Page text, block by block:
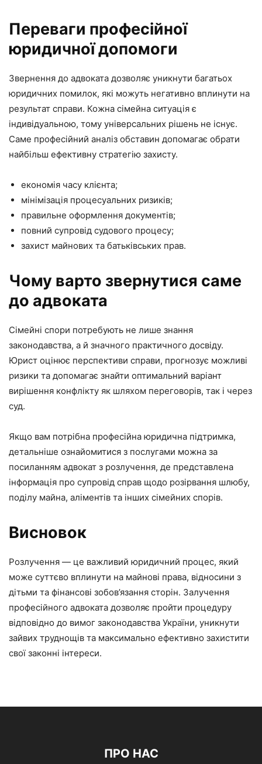
Переваги професійної
юридичної допомоги
Звернення до адвоката дозволяє уникнути багатьох
юридичних помилок, які можуть негативно вплинути на
результат справи. Кожна сімейна ситуація є
індивідуальною, тому універсальних рішень не існує.
Саме професійний аналіз обставин допомагає обрати
найбільш ефективну стратегію захисту.
економія часу клієнта;
мінімізація процесуальних ризиків;
правильне оформлення документів;
повний супровід судового процесу;
захист майнових та батьківських прав.
Чому варто звернутися саме
до адвоката
Сімейні спори потребують не лише знання
законодавства, а й значного практичного досвіду.
Юрист оцінює перспективи справи, прогнозує можливі
ризики та допомагає знайти оптимальний варіант
вирішення конфлікту як шляхом переговорів, так і через
суд.
Якщо вам потрібна професійна юридична підтримка,
детальніше ознайомитися з послугами можна за
посиланням адвокат з розлучення, де представлена
інформація про супровід справ щодо розірвання шлюбу,
поділу майна, аліментів та інших сімейних спорів.
Висновок
Розлучення — це важливий юридичний процес, який
може суттєво вплинути на майнові права, відносини з
дітьми та фінансові зобов’язання сторін. Залучення
професійного адвоката дозволяє пройти процедуру
відповідно до вимог законодавства України, уникнути
зайвих труднощів та максимально ефективно захистити
свої законні інтереси.
ПРО НАС